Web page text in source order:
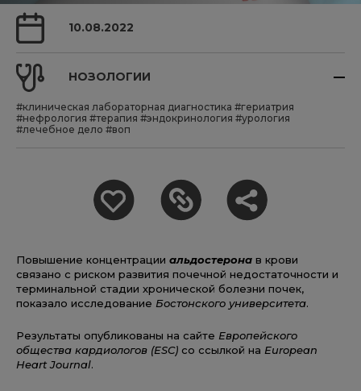
10.08.2022
НОЗОЛОГИИ
#клиническая лабораторная диагностика #гериатрия
#нефрология #терапия #эндокринология #урология
#лечебное дело #воп
Повышение концентрации альдостерона в крови
связано с риском развития почечной недостаточности и
терминальной стадии хронической болезни почек,
показало исследование Бостонского университета.
Результаты опубликованы на сайте Европейского
общества кардиологов (ESC) со ссылкой на European
Heart Journal.